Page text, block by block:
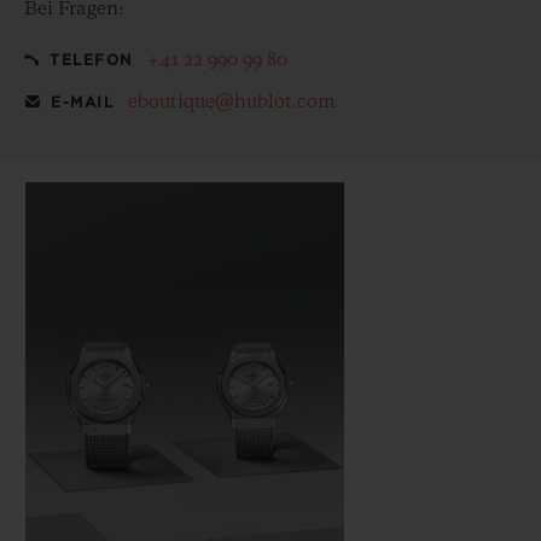
Bei Fragen:
TELEFON +41 22 990 99 80
E-MAIL eboutique@hublot.com